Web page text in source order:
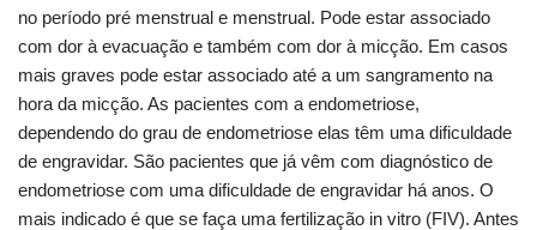
no período pré menstrual e menstrual. Pode estar associado
com dor à evacuação e também com dor à micção. Em casos
mais graves pode estar associado até a um sangramento na
hora da micção. As pacientes com a endometriose,
dependendo do grau de endometriose elas têm uma dificuldade
de engravidar. São pacientes que já vêm com diagnóstico de
endometriose com uma dificuldade de engravidar há anos. O
mais indicado é que se faça uma fertilização in vitro (FIV). Antes